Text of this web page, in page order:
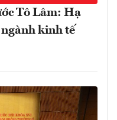
Tô Lâm: Hạ
kinh tế